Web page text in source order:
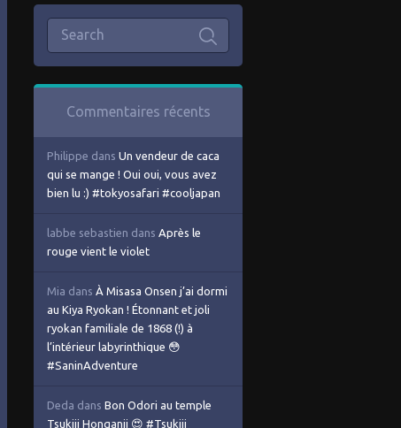
Commentaires récents
Philippe dans Un vendeur de caca
qui se mange ! Oui oui, vous avez
bien lu :) #tokyosafari #cooljapan
labbe sebastien dans Après le
rouge vient le violet
Mia dans À Misasa Onsen j’ai dormi
au Kiya Ryokan ! Étonnant et joli
ryokan familiale de 1868 (!) à
l’intérieur labyrinthique 😳
#SaninAdventure
Deda dans Bon Odori au temple
Tsukiji Honganji 😍 #Tsukiji